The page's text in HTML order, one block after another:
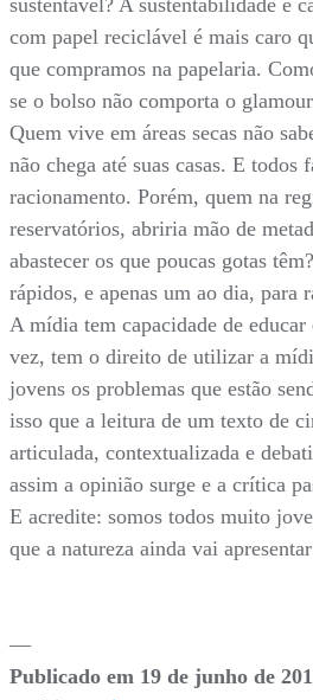
sustentável? A sustentabilidade é
com papel reciclável é mais caro
que compramos na papelaria.
se o bolso não comporta o
Quem vive em áreas secas não
não chega até suas casas. E todos
racionamento. Porém, quem na
reservatórios, abriria mão de
abastecer os que poucas gotas
rápidos, e apenas um ao dia, para
A mídia tem capacidade de educar
vez, tem o direito de utilizar a
jovens os problemas que estão
isso que a leitura de um texto de
articulada, contextualizada e
assim a opinião surge e a crítica
E acredite: somos todos muito
que a natureza ainda vai
—
Publicado em 19 de junho de